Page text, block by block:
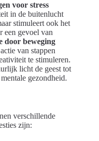
voor stress
in de buitenlucht
stimuleert ook het
een gevoel van
door beweging
van stappen
te stimuleren.
licht de geest tot
gezondheid.
verschillende
zijn: